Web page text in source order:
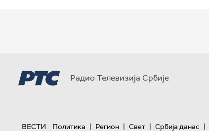
Радио Телевизија Србије
ВЕСТИ Политика | Регион | Свет | Србија данас |